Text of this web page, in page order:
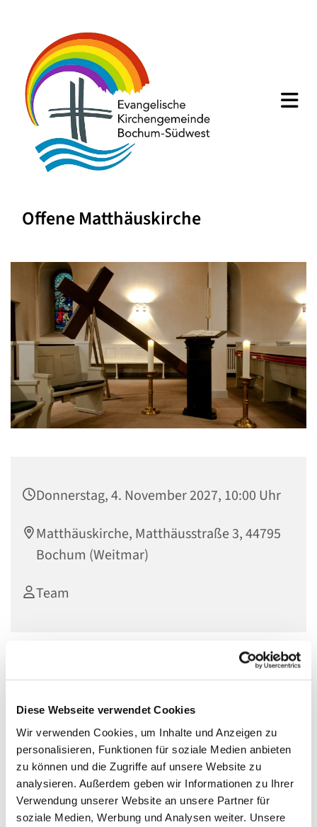
Diese Webseite verwendet Cookies
Wir verwenden Cookies, um Inhalte und Anzeigen zu
personalisieren, Funktionen für soziale Medien anbieten
zu können und die Zugriffe auf unsere Website zu
analysieren. Außerdem geben wir Informationen zu Ihrer
Verwendung unserer Website an unsere Partner für
soziale Medien, Werbung und Analysen weiter. Unsere
Offene Matthäuskirche
Donnerstag, 4. November 2027, 10:00 Uhr
Matthäuskirche, Matthäusstraße 3, 44795
Bochum (Weitmar)
Team